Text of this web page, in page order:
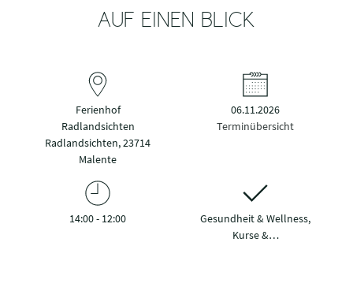
AUF EINEN BLICK
Ferienhof
Radlandsichten
Radlandsichten, 23714
Malente
06.11.2026
Terminübersicht
14:00 - 12:00
Gesundheit & Wellness,
Kurse &…